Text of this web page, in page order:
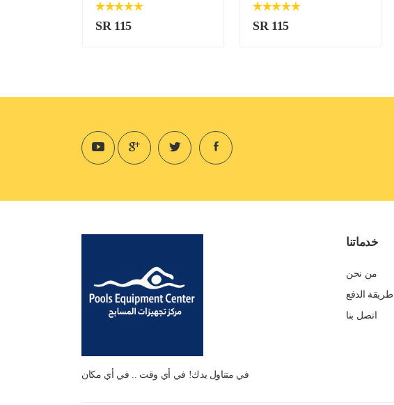
SR 115 SR 115
في متناول يدك! في أي وقت .. في أي مكان
خدماتنا
من نحن
طريقة الدفع
اتصل بنا